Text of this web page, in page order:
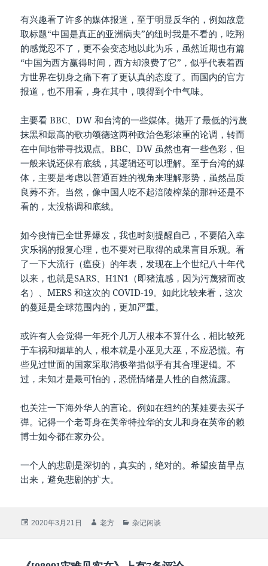
有兴趣看了许多的媒体报道，至于明显反华的，例如故意
取标题“中国是真正的亚洲病夫”的纽时我是不看的，吃翔
的感觉忍不了，更不会变态地以此为乐，虽然近期也有篇
“中国为西方赢得时间，西方却浪费了它”，似乎代表着西
方世界在切身之痛下有了更认真的态度了。而国内的官方
报道，也不用看，身在其中，嗅得到个中气味。
主要看 BBC、DW 和台湾的一些媒体。抛开了最低的污蔑
抹黑和最高的歌功颂德这两种政治色彩浓重的论调，转而
在中间地带寻找观点。BBC、DW 虽然也有一些色彩，但
一般来说还保有底线，其逻辑还可以理解。至于台湾的媒
体，主要是考虑以普通百姓的视角来理解形势，虽然品质
良莠不齐。当然，像中国人吃不起涪陵榨菜的那种还是不
看的，太没格调和底线。
如今疫情已全世界爆发，我也时刻提醒自己，不要陷入幸
灾乐祸的报复心理，也不要对已取得的成果盲目乐观。看
了一下大流行（瘟疫）的年表，发现在上个世纪八十年代
以来，也就是SARS、H1N1（即猪流感，因为污蔑猪而改
名）、MERS 和这次的 COVID-19。如此比较来看，这次
的蔓延是全球范围内的，更加严重。
或许有人会觉得一年死个几万人根本不算什么，相比较死
于车祸和烟草的人，根本就是小巫见大巫，不应恐慌。有
些见过世面的国家采取消极举措似乎有其合理逻辑。不
过，未知才是最可怕的，恐慌情绪是人性的自然流露。
也关注一下海外华人的言论。例如在纽约的某娃要去买子
弹。记得一个老哥身在美帝特拉华的女儿和身在英帝的赖
博士如今都在家办公。
一个人的悲剧是深切的，真实的，绝对的。希望疫苗早点
出来，避免悲剧的扩大。
发
2020年3月21日
作
老方
分
杂记闲谈